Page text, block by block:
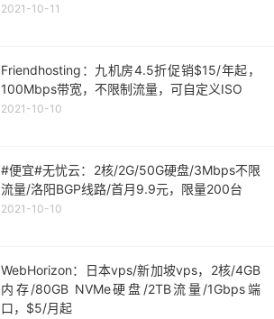
2021-10-11
Friendhosting：九机房4.5折促销$15/年起，
100Mbps带宽，不限制流量，可自定义ISO
2021-10-10
#便宜#无忧云：2核/2G/50G硬盘/3Mbps不限
流量/洛阳BGP线路/首月9.9元，限量200台
2021-10-10
WebHorizon：日本vps/新加坡vps，2核/4GB
内存/80GB NVMe硬盘/2TB流量/1Gbps端
口，$5/月起